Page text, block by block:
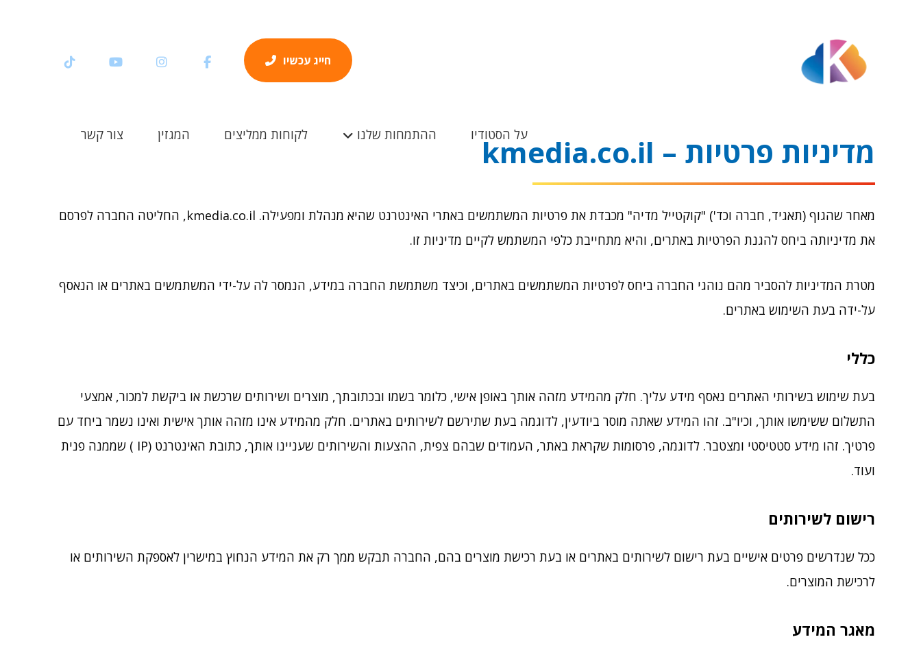
חייג עכשיו
על הסטודיו ההתמחות שלנו לקוחות ממליצים המגזין צור קשר מדיניות פרטיות – kmedia.co.il
מאחר שהגוף (תאגיד, חברה וכד') "קוקטייל מדיה" מכבדת את פרטיות המשתמשים באתרי האינטרנט שהיא מנהלת ומפעילה. kmedia.co.il, החליטה החברה לפרסם
את מדיניותה ביחס להגנת הפרטיות באתרים, והיא מתחייבת כלפי המשתמש לקיים מדיניות זו.
מטרת המדיניות להסביר מהם נוהגי החברה ביחס לפרטיות המשתמשים באתרים, וכיצד משתמשת החברה במידע, הנמסר לה על-ידי המשתמשים באתרים או הנאסף
על-ידה בעת השימוש באתרים.
כללי
בעת שימוש בשירותי האתרים נאסף מידע עליך. חלק מהמידע מזהה אותך באופן אישי, כלומר בשמו ובכתובתך, מוצרים ושירותים שרכשת או ביקשת למכור, אמצעי
התשלום ששימשו אותך, וכיו"ב. זהו המידע שאתה מוסר ביודעין, לדוגמה בעת שתירשם לשירותים באתרים. חלק מהמידע אינו מזהה אותך אישית ואינו נשמר ביחד עם
פרטיך. זהו מידע סטטיסטי ומצטבר. לדוגמה, פרסומות שקראת באתר, העמודים שבהם צפית, ההצעות והשירותים שעניינו אותך, כתובת האינטרנט (IP ) שממנה פנית
ועוד.
רישום לשירותים
ככל שנדרשים פרטים אישיים בעת רישום לשירותים באתרים או בעת רכישת מוצרים בהם, החברה תבקש ממך רק את המידע הנחוץ במישרין לאספקת השירותים או
לרכישת המוצרים.
מאגר המידע